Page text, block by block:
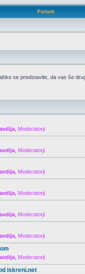
Forum
se predstavite, da vas še
Moderatorji
Moderatorji
Moderatorji
Moderatorji
Moderatorji
Moderatorji
Moderatorji
iskreni.net